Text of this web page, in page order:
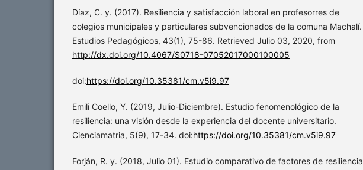
Díaz, C. y. (2017). Resiliencia y satisfacción laboral en profesorres de
colegios municipales y particulares subvencionados de la comuna Machalí.
Estudios Pedagógicos, 43(1), 75-86. Retrieved Julio 03, 2020, from
http://dx.doi.org/10.4067/S0718-07052017000100005
doi:https://doi.org/10.35381/cm.v5i9.97
Emili Coello, Y. (2019, Julio-Diciembre). Estudio fenomenológico de la
resiliencia: una visión desde la experiencia del docente universitario.
Cienciamatria, 5(9), 17-34. doi:https://doi.org/10.35381/cm.v5i9.97
Forján, R. y. (2018, Julio 01). Estudio comparativo de factores de resiliencia